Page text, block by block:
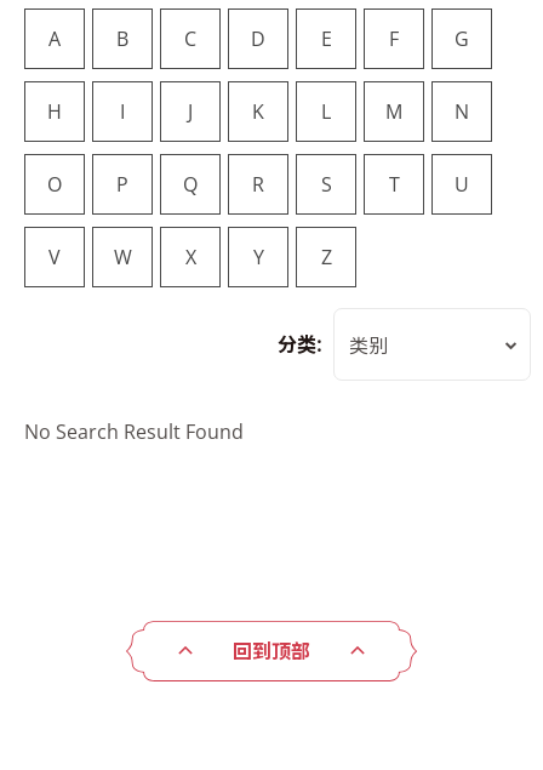
A
B C D E F G
H I J K L M N
O P Q R S T U
V W X Y Z
分类: 类别
No Search Result Found
回到顶部